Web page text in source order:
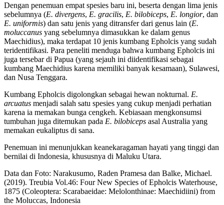
Dengan penemuan empat spesies baru ini, beserta dengan lima jenis
sebelumnya (E. divergens, E. gracilis, E. bilobiceps, E. longior, dan
E. uniformis) dan satu jenis yang ditransfer dari genus lain (E.
moluccanus yang sebelumnya dimasukkan ke dalam genus
Maechidius), maka terdapat 10 jenis kumbang Epholcis yang sudah
teridentifikasi. Para peneliti menduga bahwa kumbang Epholcis ini
juga tersebar di Papua (yang sejauh ini diidentifikasi sebagai
kumbang Maechidius karena memiliki banyak kesamaan), Sulawesi,
dan Nusa Tenggara.
Kumbang Epholcis digolongkan sebagai hewan nokturnal. E.
arcuatus menjadi salah satu spesies yang cukup menjadi perhatian
karena ia memakan bunga cengkeh. Kebiasaan mengkonsumsi
tumbuhan juga ditemukan pada E. bilobiceps asal Australia yang
memakan eukaliptus di sana.
Penemuan ini menunjukkan keanekaragaman hayati yang tinggi dan
bernilai di Indonesia, khususnya di Maluku Utara.
Data dan Foto: Narakusumo, Raden Pramesa dan Balke, Michael.
(2019). Treubia Vol.46: Four New Species of Epholcis Waterhouse,
1875 (Coleoptera: Scarabaeidae: Melolonthinae: Maechidiini) from
the Moluccas, Indonesia